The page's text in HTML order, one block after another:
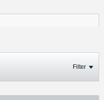
Filter